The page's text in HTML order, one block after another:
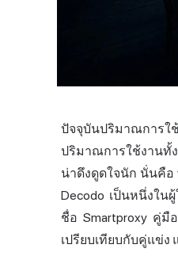
ปัจจุบันปริมาณการ
ปริมาณการใช้งานทั้
น่าดึงดูดใจนัก นั่นคือ
Decodo เป็นหนึ่งใ
ชื่อ Smartproxy คู่มื
เปรียบเทียบกับคู่แข่